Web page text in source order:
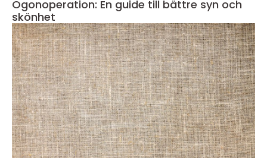
Ögonoperation: En guide till bättre syn och
skönhet